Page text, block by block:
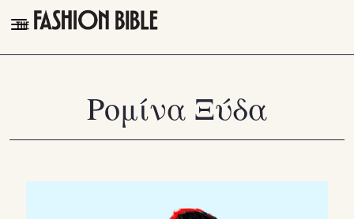
THE FASHION BIBLE
PLEASURES
Ρομίνα Ξύδα